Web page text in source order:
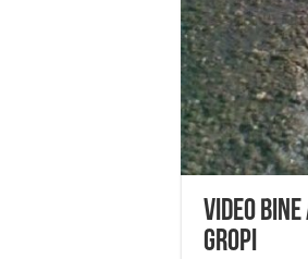
VIDEO
gropi